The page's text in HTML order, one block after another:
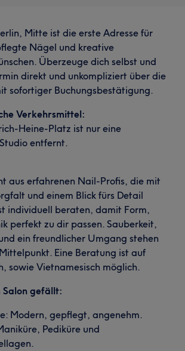
Mitte ist die erste Adresse für
Nägel und kreative
Überzeuge dich selbst und
direkt und unkompliziert über die
sofortiger Buchungsbestätigung.
Verkehrsmittel:
Heine-Platz ist nur eine
entfernt.
aus erfahrenen Nail-Profis, die mit
und einem Blick fürs Detail
individuell beraten, damit Form,
perfekt zu dir passen. Sauberkeit,
ein freundlicher Umgang stehen
Eine Beratung ist auf
sowie Vietnamesisch möglich.
Salon gefällt:
Modern, gepflegt, angenehm.
Pediküre und